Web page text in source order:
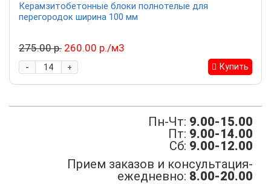
Керамзитобетонные блоки полнотелые для
перегородок ширина 100 мм
275.00 р. 260.00 р./м3
+
- Купить
Пн-Чт: 9.00-15.00
Пт: 9.00-14.00
Сб: 9.00-12.00
Прием заказов и консультация-
ежедневно: 8.00-20.00